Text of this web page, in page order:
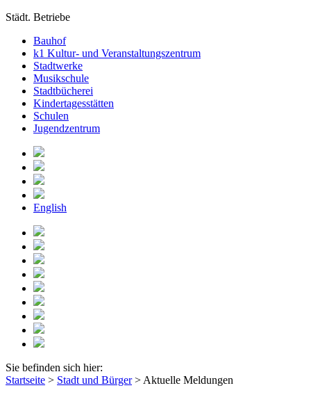
Städt. Betriebe
Bauhof
k1 Kultur- und Veranstaltungszentrum
Stadtwerke
Musikschule
Stadtbücherei
Kindertagesstätten
Schulen
Jugendzentrum
English
Sie befinden sich hier:
Startseite > Stadt und Bürger> Aktuelle Meldungen